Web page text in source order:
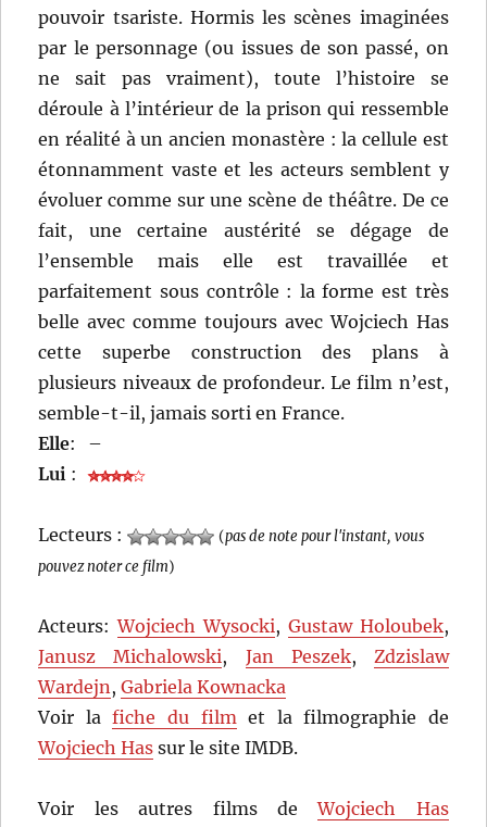
pouvoir tsariste. Hormis les scènes imaginées
par le personnage (ou issues de son passé, on
ne sait pas vraiment), toute l’histoire se
déroule à l’intérieur de la prison qui ressemble
en réalité à un ancien monastère : la cellule est
étonnamment vaste et les acteurs semblent y
évoluer comme sur une scène de théâtre. De ce
fait, une certaine austérité se dégage de
l’ensemble mais elle est travaillée et
parfaitement sous contrôle : la forme est très
belle avec comme toujours avec Wojciech Has
cette superbe construction des plans à
plusieurs niveaux de profondeur. Le film n’est,
semble-t-il, jamais sorti en France.
Elle:
–
Lui :
Lecteurs : (pas de note pour l'instant, vous
pouvez noter ce film)
Acteurs:Wojciech Wysocki, Gustaw Holoubek,
Janusz Michalowski, Jan Peszek, Zdzislaw
Wardejn,Gabriela Kownacka
Voir lafiche du filmet la filmographie de
Wojciech Has sur le site IMDB.
Voir les autres films deWojciech Has